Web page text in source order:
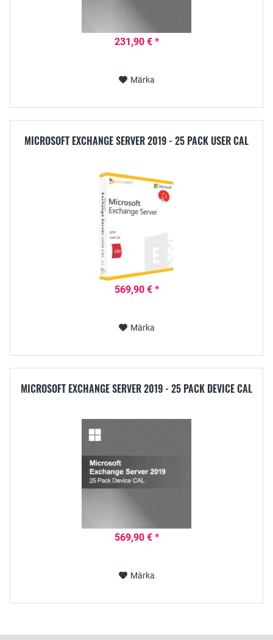
231,90 € *
Märka
MICROSOFT EXCHANGE SERVER 2019 - 25 PACK USER CAL
569,90 € *
Märka
MICROSOFT EXCHANGE SERVER 2019 - 25 PACK DEVICE CAL
569,90 € *
Märka